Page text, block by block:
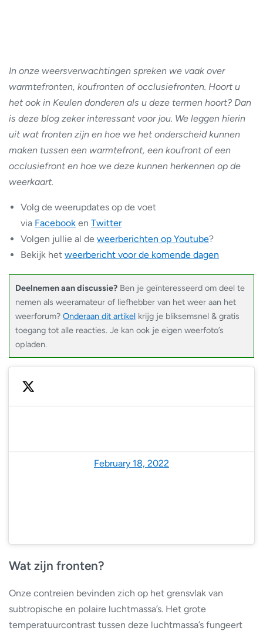
In onze weersverwachtingen spreken we vaak over
warmtefronten, koufronten of occlusiefronten. Hoort u
het ook in Keulen donderen als u deze termen hoort? Dan
is deze blog zeker interessant voor jou. We leggen hierin
uit wat fronten zijn en hoe we het onderscheid kunnen
maken tussen een warmtefront, een koufront of een
occlusiefront en hoe we deze kunnen herkennen op de
weerkaart.
Volg de weerupdates op de voet
via Facebook en Twitter
Volgen jullie al de weerberichten op Youtube?
Bekijk het weerbericht voor de komende dagen
Deelnemen aan discussie? Ben je geïnteresseerd om deel te
nemen als weeramateur of liefhebber van het weer aan het
weerforum? Onderaan dit artikel krijg je bliksemsnel & gratis
toegang tot alle reacties. Je kan ook je eigen weerfoto’s
opladen.
February 18, 2022
Wat zijn fronten?
Onze contreien bevinden zich op het grensvlak van
subtropische en polaire luchtmassa’s. Het grote
temperatuurcontrast tussen deze luchtmassa’s fungeert